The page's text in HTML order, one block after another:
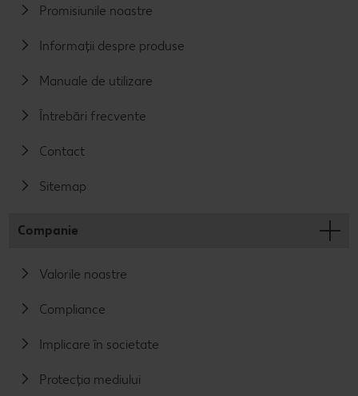
Promisiunile noastre
Informații despre produse
Manuale de utilizare
Întrebări frecvente
Contact
Sitemap
Companie
Valorile noastre
Compliance
Implicare în societate
Protecția mediului